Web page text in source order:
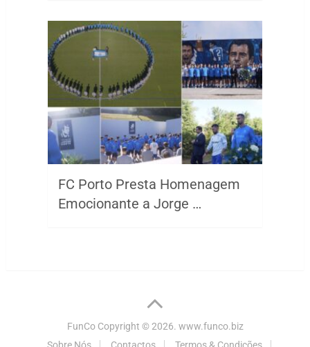
FC Porto Presta Homenagem
Emocionante a Jorge …
FunCoCopyright © 2026. www.funco.biz